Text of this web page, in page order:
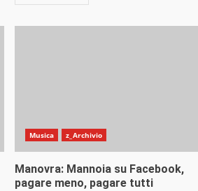
Musica z_Archivio
Manovra: Mannoia su Facebook,
pagare meno, pagare tutti